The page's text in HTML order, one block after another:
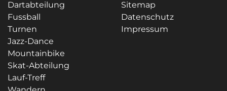
Dartabteilung
Fussball
Turnen
Jazz-Dance
Mountainbike
Skat-Abteilung
Lauf-Treff
Sitemap
Datenschutz
Impressum